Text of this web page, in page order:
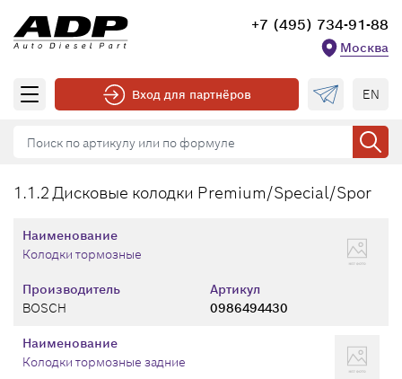
+7 (495) 734-91-88
Москва
Вход для партнёров EN
1.1.2 Дисковые колодки Premium/Special/Spor
Производитель
BOSCH
Артикул
0986494430
Наименование
Колодки тормозные
Наименование
Колодки тормозные задние